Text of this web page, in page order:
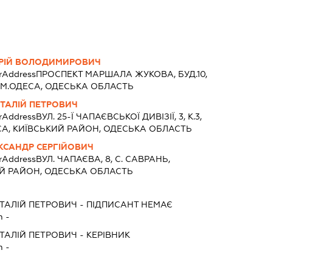
ВОЛОДИМИРОВИЧ
ПРОСПЕКТ МАРШАЛА ЖУКОВА, БУД.10,
М.ОДЕСА, ОДЕСЬКА ОБЛАСТЬ
ПЕТРОВИЧ
ВУЛ. 25-Ї ЧАПАЄВСЬКОЇ ДИВІЗІЇ, 3, К.3,
КИЇВСЬКИЙ РАЙОН, ОДЕСЬКА ОБЛАСТЬ
СЕРГІЙОВИЧ
ВУЛ. ЧАПАЄВА, 8, С. САВРАНЬ,
РАЙОН, ОДЕСЬКА ОБЛАСТЬ
ПЕТРОВИЧ - ПІДПИСАНТНЕМАЄ
-
ПЕТРОВИЧ - КЕРІВНИК
-